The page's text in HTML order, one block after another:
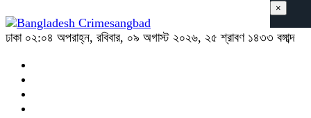
ঢাকা ০২:০৪ অপরাহ্ন, রবিবার, ০৯ অগাস্ট ২০২৬, ২৫ শ্রাবণ ১৪৩৩ বঙ্গাব্দ
×